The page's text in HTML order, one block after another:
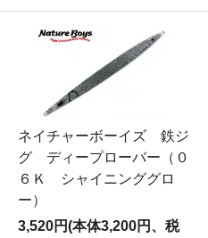
ネイチャーボーイズ 鉄ジ
グ ディープローバー（０
６Ｋ シャイニンググロ
ー）
3,520円(本体3,200円、税